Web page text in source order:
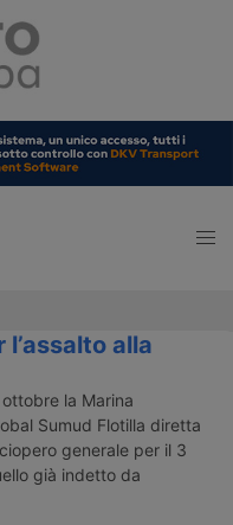
alla
la Marina
Sumud Flotilla diretta
generale per il 3
già indetto da